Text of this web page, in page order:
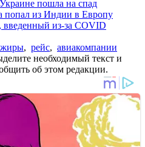
пошла на спад
попал из Индии в Европу
из-за COVID
, рейс, авиакомпании
необходимый текст и
об этом редакции.